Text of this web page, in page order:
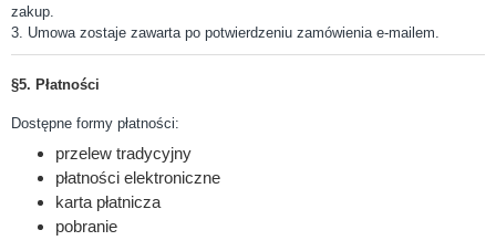
zakup.
3. Umowa zostaje zawarta po potwierdzeniu zamówienia e-mailem.
§5. Płatności
Dostępne formy płatności:
przelew tradycyjny
płatności elektroniczne
karta płatnicza
pobranie